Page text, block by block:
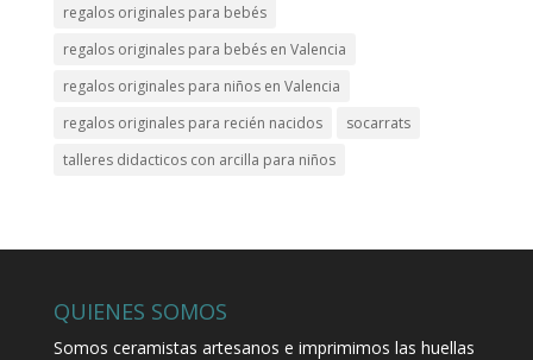
regalos originales para bebés
regalos originales para bebés en Valencia
regalos originales para niños en Valencia
regalos originales para recién nacidos
socarrats
talleres didacticos con arcilla para niños
QUIENES SOMOS
Somos ceramistas artesanos e imprimimos las huellas